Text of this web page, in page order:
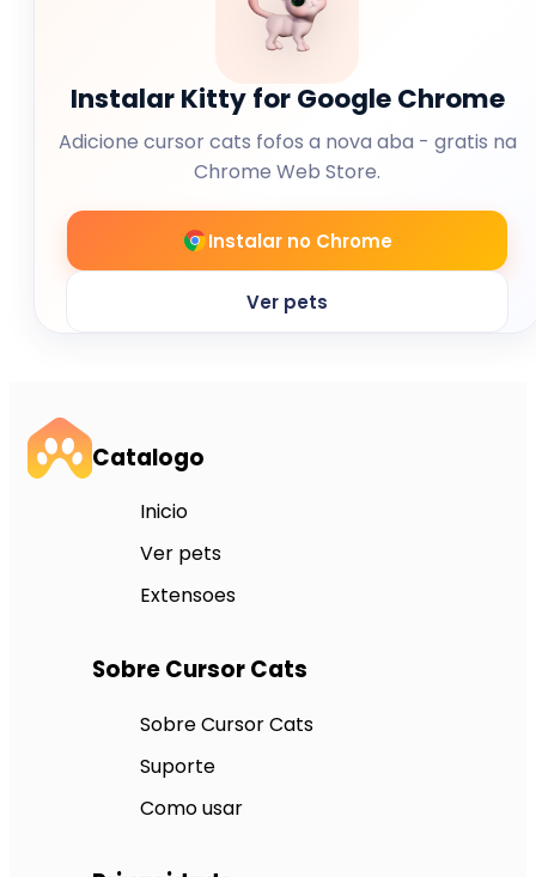
Instalar Kitty for Google Chrome
Adicione cursor cats fofos a nova aba - gratis na
Chrome Web Store.
Instalar no Chrome
Ver pets
Catalogo
Inicio
Ver pets
Extensoes
Sobre Cursor Cats
Sobre Cursor Cats
Suporte
Como usar